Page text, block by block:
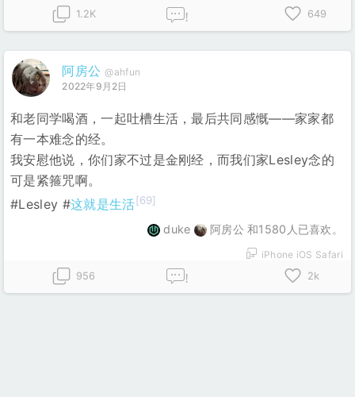
1.2K
! 649
阿房公 @ahfun
2022年9月2日
和老同学喝酒，一起吐槽生活，最后共同感慨——家家都
有一本难念的经。
我安慰他说，你们家不过是金刚经，而我们家Lesley念的
可是紧箍咒啊。
#Lesley #这就是生活[69]
duke 阿房公 和1580人已喜欢。
iPhone iOS Safari
956
! 2k